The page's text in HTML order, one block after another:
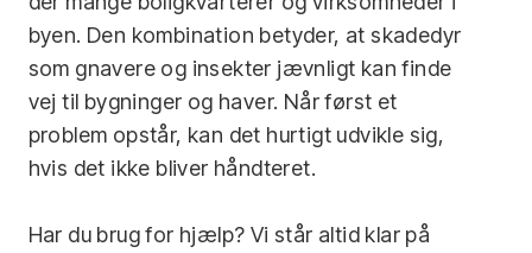
byen. Den kombination betyder, at skadedyr
som gnavere og insekter jævnligt kan finde
vej til bygninger og haver. Når først et
problem opstår, kan det hurtigt udvikle sig,
hvis det ikke bliver håndteret.
​Har du brug for hjælp? Vi står altid klar på